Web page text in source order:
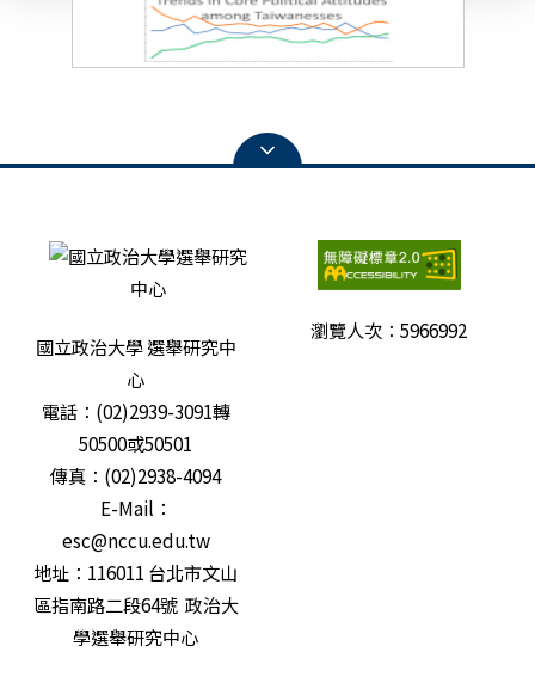
國立政治大學 選舉研究中
心
電話：(02)2939-3091轉
50500或50501
傳真：(02)2938-4094
E-Mail：
esc@nccu.edu.tw
地址：116011 台北市文山
區指南路二段64號 政治大
學選舉研究中心
瀏覽人次：5966992